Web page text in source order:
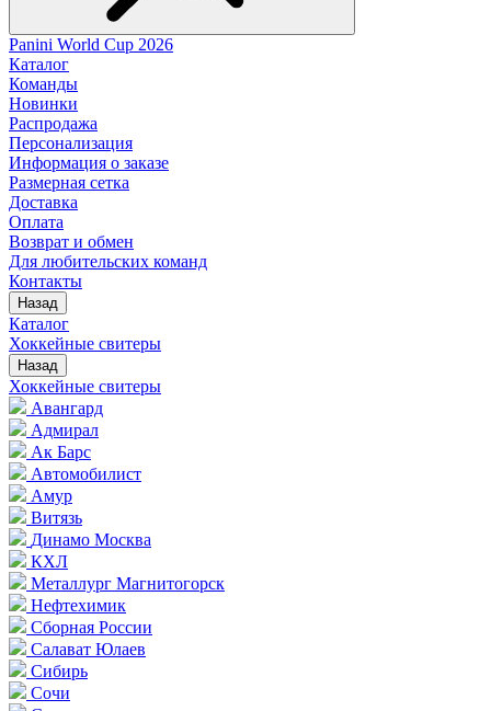
Panini World Cup 2026
Каталог
Команды
Новинки
Распродажа
Персонализация
Информация о заказе
Размерная сетка
Доставка
Оплата
Возврат и обмен
Для любительских команд
Контакты
Назад
Каталог
Хоккейные свитеры
Назад
Хоккейные свитеры
Авангард
Адмирал
Ак Барс
Автомобилист
Амур
Витязь
Динамо Москва
КХЛ
Металлург Магнитогорск
Нефтехимик
Сборная России
Салават Юлаев
Сибирь
Сочи